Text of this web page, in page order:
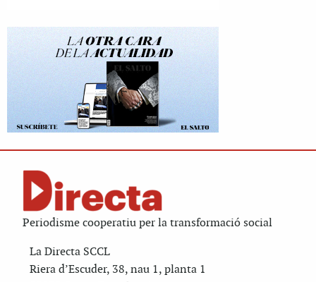
Periodisme cooperatiu per la transformació social
La Directa SCCL
Riera d’Escuder, 38, nau 1, planta 1